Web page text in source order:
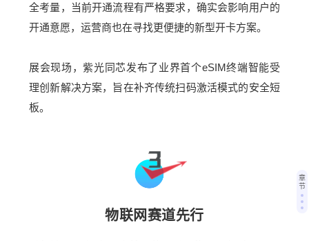
全考量，当前开通流程有严格要求，确实会影响用户的
开通意愿，运营商也在寻找更便捷的新型开卡方案。
展会现场，紫光同芯发布了业界首个eSIM终端智能受
理创新解决方案，旨在补齐传统扫码激活模式的安全短
板。
物联网赛道先行
章
节